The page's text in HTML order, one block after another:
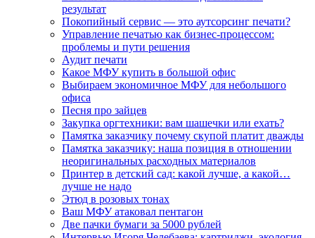
результат
Покопийный сервис — это аутсорсинг печати?
Управление печатью как бизнес-процессом:
проблемы и пути решения
Аудит печати
Какое МФУ купить в большой офис
Выбираем экономичное МФУ для небольшого
офиса
Песня про зайцев
Закупка оргтехники: вам шашечки или ехать?
Памятка заказчику почему скупой платит дважды
Памятка заказчику: наша позиция в отношении
неоригинальных расходных материалов
Принтер в детский сад: какой лучше, а какой…
лучше не надо
Этюд в розовых тонах
Ваш МФУ атаковал пентагон
Две пачки бумаги за 5000 рублей